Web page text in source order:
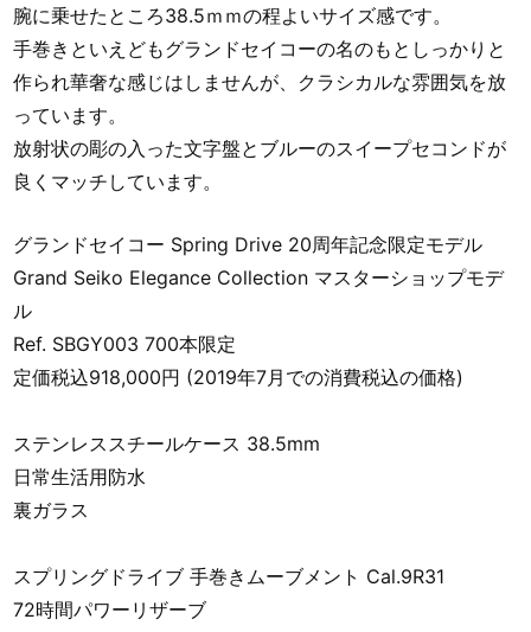
腕に乗せたところ38.5ｍｍの程よいサイズ感です。
手巻きといえどもグランドセイコーの名のもとしっかりと
作られ華奢な感じはしませんが、クラシカルな雰囲気を放
っています。
放射状の彫の入った文字盤とブルーのスイープセコンドが
良くマッチしています。
グランドセイコー Spring Drive 20周年記念限定モデル
Grand Seiko Elegance Collection マスターショップモデ
ル
Ref. SBGY003 700本限定
定価税込918,000円 (2019年7月での消費税込の価格)
ステンレススチールケース 38.5mm
日常生活用防水
裏ガラス
スプリングドライブ 手巻きムーブメント Cal.9R31
72時間パワーリザーブ